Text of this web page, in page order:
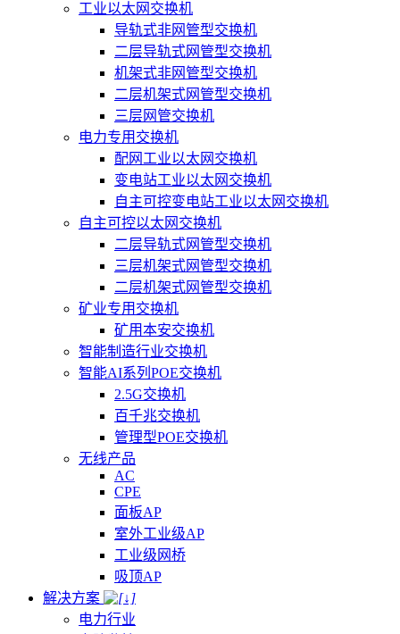
工业以太网交换机
导轨式非网管型交换机
二层导轨式网管型交换机
机架式非网管型交换机
二层机架式网管型交换机
三层网管交换机
电力专用交换机
配网工业以太网交换机
变电站工业以太网交换机
自主可控变电站工业以太网交换机
自主可控以太网交换机
二层导轨式网管型交换机
三层机架式网管型交换机
二层机架式网管型交换机
矿业专用交换机
矿用本安交换机
智能制造行业交换机
智能AI系列POE交换机
2.5G交换机
百千兆交换机
管理型POE交换机
无线产品
AC
CPE
面板AP
室外工业级AP
工业级网桥
吸顶AP
解决方案
电力行业